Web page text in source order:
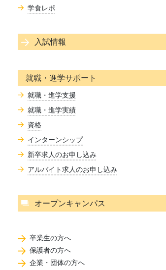
学食レポ
入試情報
就職・進学サポート
就職・進学支援
就職・進学実績
資格
インターンシップ
新卒求人のお申し込み
アルバイト求人のお申し込み
オープンキャンパス
卒業生の方へ
保護者の方へ
企業・団体の方へ